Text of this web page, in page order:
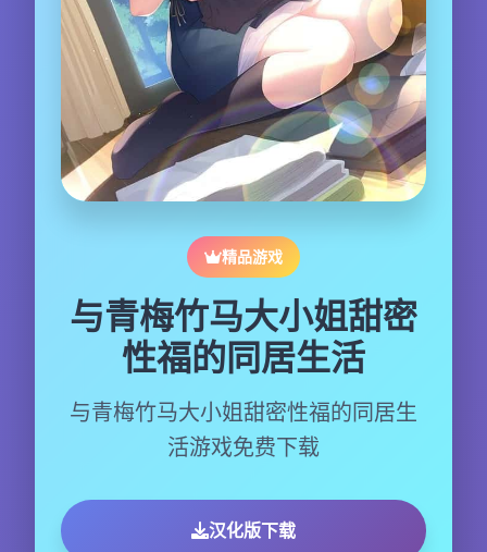
精品游戏
与青梅竹马大小姐甜密
性福的同居生活
与青梅竹马大小姐甜密性福的同居生
活游戏免费下载
汉化版下载